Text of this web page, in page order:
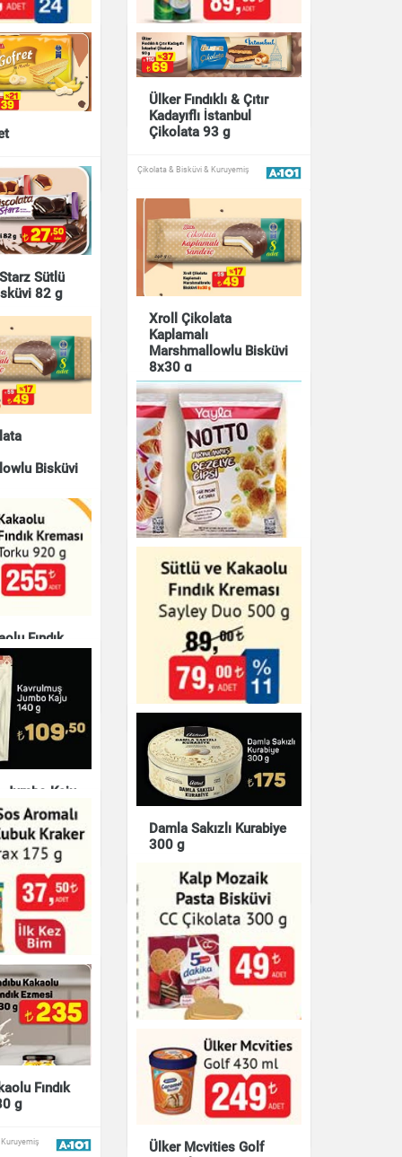
Süsse
Patates Cipsi Master
Potato 160 g
Çikolata & Bisküvi & Kuruyemiş
Ülker Fındıklı & Çıtır
Kadayıflı İstanbul
Çikolata 93 g
Çikolata & Bisküvi & Kuruyemiş
Sütlü
82 g
Xroll Çikolata
Kaplamalı
Marshmallowlu Bisküvi
8x30 g
Çikolata & Bisküvi & Kuruyemiş
Bisküvi
Kuruyemiş
Yayla Notto Süt Mısır
Çeşnili Fırınlanmış
Bezelye Cipsi 55 g
Fındık
g
Kuruyemiş
Kreması Sayley Duo
500 g
Çikolata & Bisküvi & Kuruyemiş
Jumbo Kaju
Kuruyemiş
Damla Sakızlı Kurabiye
300 g
Çikolata & Bisküvi & Kuruyemiş
Aromalı
Kraker
g
Kalp Mozaik Pasta
Bisküvi CC Çikolata
300 g
Çikolata & Bisküvi & Kuruyemiş
Fındık
g
Ülker Mcvities Golf